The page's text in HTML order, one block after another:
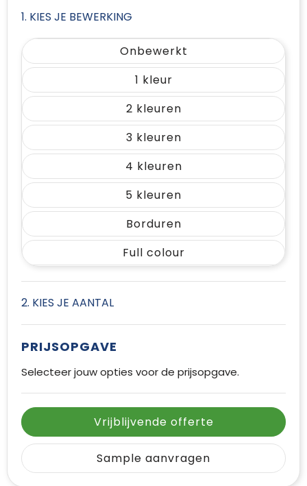
1. KIES JE BEWERKING
Onbewerkt
1
2
3
4
5
Borduren
Full colour
2. KIES JE AANTAL
PRIJSOPGAVE
Selecteer jouw opties voor de prijsopgave.
Vrijblijvende offerte
Sample aanvragen